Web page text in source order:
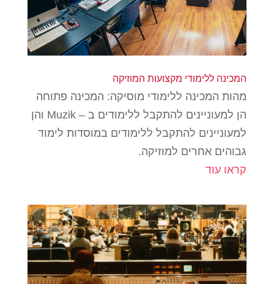
המכינה ללימודי מקצועות המוזיקה
מהות המכינה ללימודי מוסיקה: המכינה פתוחה
הן למעוניינים להתקבל ללימודים ב – Muzik והן
למעוניינים להתקבל ללימודים במוסדות לימוד
גבוהים אחרים למוזיקה.
קראו עוד